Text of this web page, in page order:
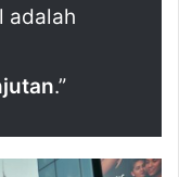
adalah
.”